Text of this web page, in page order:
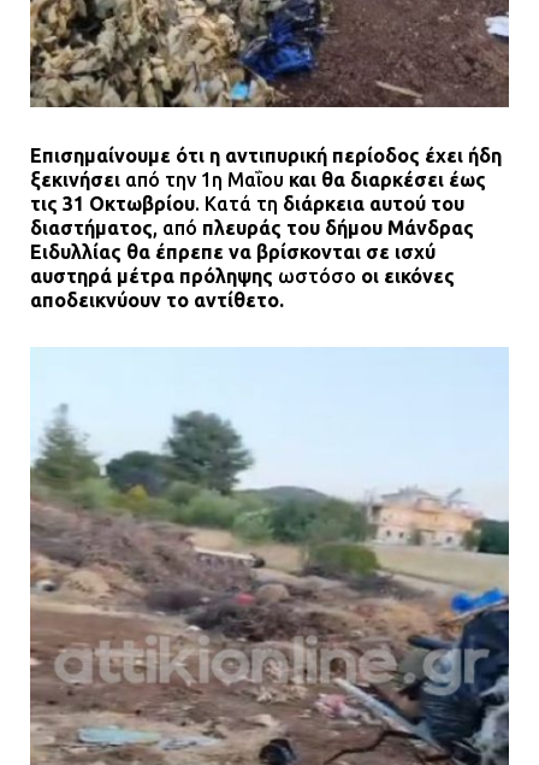
Επισημαίνουμε ότι η αντιπυρική περίοδος έχει ήδη
ξεκινήσει από την 1η Μαΐου και θα διαρκέσει έως
τις 31 Οκτωβρίου. Κατά τη διάρκεια αυτού του
διαστήματος , από πλευράς του δήμου Μάνδρας
Ειδυλλίας θα έπρεπε να βρίσκονται σε ισχύ
αυστηρά μέτρα πρόληψης ωστόσο οι εικόνες
αποδεικνύουν το αντίθετο.